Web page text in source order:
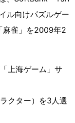
ル向けパズルゲー
麻雀」を2009年2
上海ゲーム」サ
クター）を3人選